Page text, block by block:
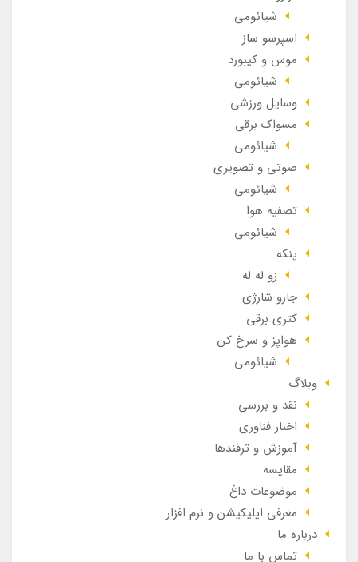
شیائومی
اسپرسو ساز
موس و کیبورد
شیائومی
وسایل ورزشی
مسواک برقی
شیائومی
صوتی و تصویری
شیائومی
تصفیه هوا
شیائومی
پنکه
زو له له
جارو شارژی
کتری برقی
هواپز و سرخ کن
شیائومی
وبلاگ
نقد و بررسی
اخبار فناوری
آموزش و ترفندها
مقایسه
موضوعات داغ
معرفی اپلیکیشن و نرم افزار
درباره ما
تماس با ما